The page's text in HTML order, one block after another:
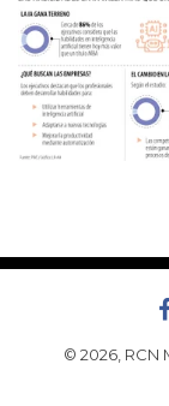
© 2026, RCN